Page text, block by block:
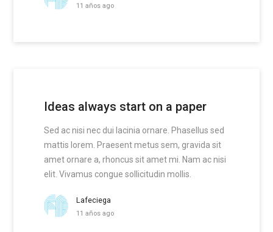
11 años ago
Ideas always start on a paper
Sed ac nisi nec dui lacinia ornare. Phasellus sed
mattis lorem. Praesent metus sem, gravida sit
amet ornare a, rhoncus sit amet mi. Nam ac nisi
elit. Vivamus congue sollicitudin mollis.
Lafeciega
11 años ago